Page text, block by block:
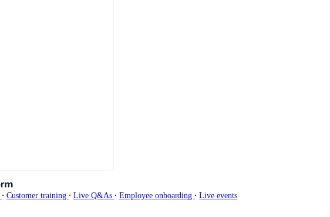
∙ Customer training ∙ Live Q&As ∙ Employee onboarding ∙ Live events